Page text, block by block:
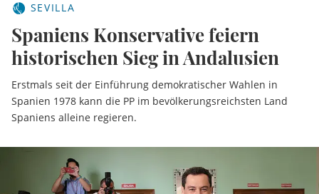
SEVILLA
Spaniens Konservative feiern
historischen Sieg in Andalusien
Erstmals seit der Einführung demokratischer Wahlen in
Spanien 1978 kann die PP im bevölkerungsreichsten Land
Spaniens alleine regieren.